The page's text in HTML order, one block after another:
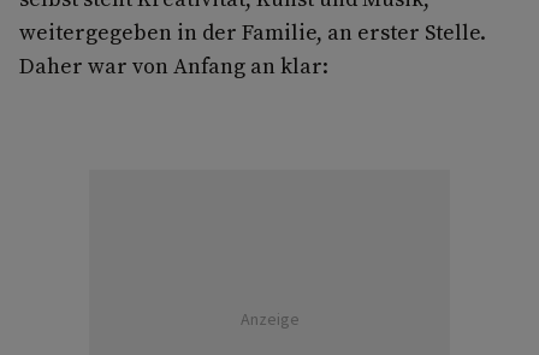
weitergegeben in der Familie, an erster Stelle.
Daher war von Anfang an klar:
Anzeige